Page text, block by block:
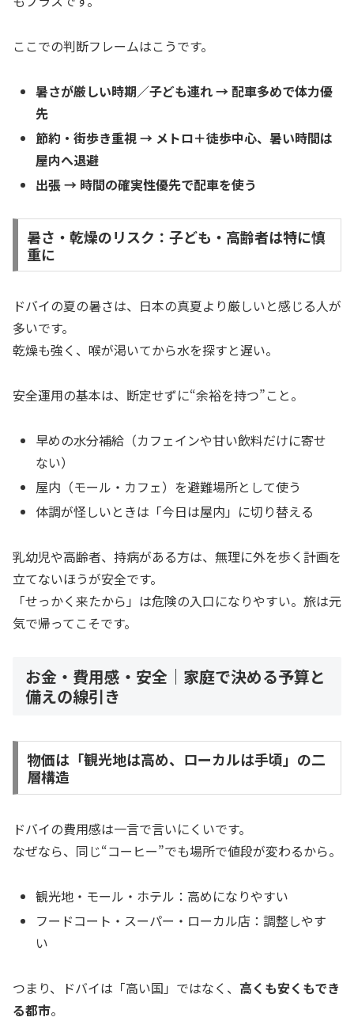
ここでの判断フレームはこうです。
暑さが厳しい時期／子ども連れ → 配車多めで体力優
先
節約・街歩き重視 → メトロ＋徒歩中心、暑い時間は
屋内へ退避
出張 → 時間の確実性優先で配車を使う
暑さ・乾燥のリスク：子ども・高齢者は特に慎
重に
ドバイの夏の暑さは、日本の真夏より厳しいと感じる人が
多いです。
乾燥も強く、喉が渇いてから水を探すと遅い。
安全運用の基本は、断定せずに“余裕を持つ”こと。
早めの水分補給（カフェインや甘い飲料だけに寄せ
ない）
屋内（モール・カフェ）を避難場所として使う
体調が怪しいときは「今日は屋内」に切り替える
乳幼児や高齢者、持病がある方は、無理に外を歩く計画を
立てないほうが安全です。
「せっかく来たから」は危険の入口になりやすい。旅は元
気で帰ってこそです。
お金・費用感・安全｜家庭で決める予算と
備えの線引き
物価は「観光地は高め、ローカルは手頃」の二
層構造
ドバイの費用感は一言で言いにくいです。
なぜなら、同じ“コーヒー”でも場所で値段が変わるから。
観光地・モール・ホテル：高めになりやすい
フードコート・スーパー・ローカル店：調整しやす
い
つまり、ドバイは「高い国」ではなく、 高くも安くもでき
る都市。